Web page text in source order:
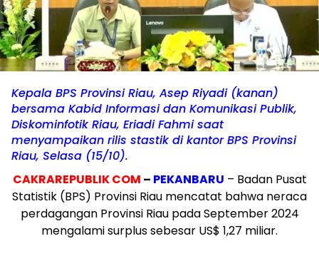
Kepala BPS Provinsi Riau, Asep Riyadi (kanan)
bersama Kabid Informasi dan Komunikasi Publik,
Diskominfotik Riau, Eriadi Fahmi saat
menyampaikan rilis stastik di kantor BPS Provinsi
Riau, Selasa (15/10).
CAKRAREPUBLIK COM – PEKANBARU – Badan Pusat
Statistik (BPS) Provinsi Riau mencatat bahwa neraca
perdagangan Provinsi Riau pada September 2024
mengalami surplus sebesar US$ 1,27 miliar.